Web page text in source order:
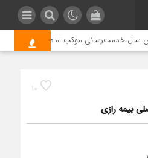
سال خدمت‌رسانی موکب امام رضا (ع)
10
بیمه رازی